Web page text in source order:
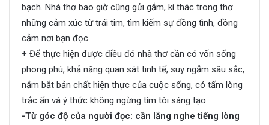
bạch. Nhà thơ bao giờ cũng gửi gắm, kí thác trong thơ
những cảm xúc từ trái tim, tìm kiếm sự đồng tình, đồng
cảm nơi bạn đọc.
+ Để thực hiện được điều đó nhà thơ cần có vốn sống
phong phú, khả năng quan sát tinh tế, suy ngẫm sâu sắc,
nắm bắt bản chất hiện thực của cuộc sống, có tấm lòng
trắc ẩn và ý thức không ngừng tìm tòi sáng tạo.
-Từ góc độ của người đọc: cần lắng nghe tiếng lòng